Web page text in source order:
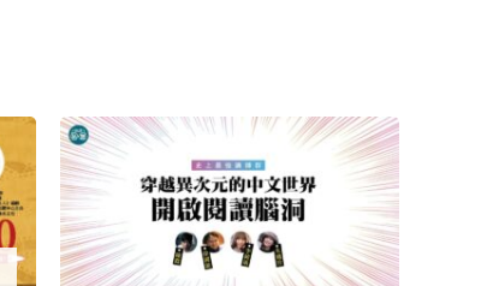
原
格：
NT$9,000。
目
價
格：
NT$4,500。